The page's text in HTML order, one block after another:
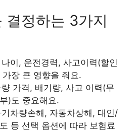
결정하는 3가지
나이, 운전경력, 사고이력(할인
장 큰 영향을 줘요.
량 가격, 배기량, 사고 이력(무
)도 중요해요.
기차량손해, 자동차상해, 대인/
등 선택 옵션에 따라 보험료